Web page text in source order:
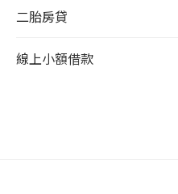
二胎房貸
線上小額借款